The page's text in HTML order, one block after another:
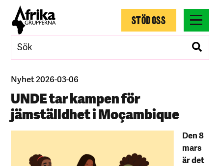
STÖD OSS
Nyhet 2026-03-06
UNDE tar kampen för
jämställdhet i Moçambique
Den 8
mars
är det